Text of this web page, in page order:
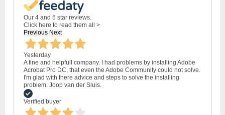
Our 4 and 5 star reviews.
Click here to read them all >
Previous Next
Yesterday
A fine and helpfull company. I had problems by installing Adobe
Acrobat Pro DC, that even the Adobe Community could not solve.
I'm glad with there advice and steps to solve the installing
problem. Joop van der Sluis.
Verified buyer